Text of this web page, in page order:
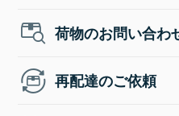
荷物のお問い合わ
再配達のご依頼